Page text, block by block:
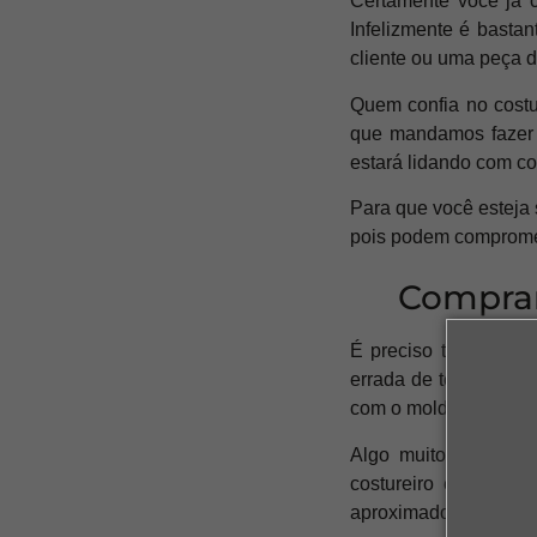
Infelizmente é
cliente ou uma peça
Quem confia no
que mandamos
estará lidando com
Para que você
pois podem
É preciso ter uma
errada de tecido é
com o molde, calcule
Algo muito comum
costureiro e essa
aproximados e seja